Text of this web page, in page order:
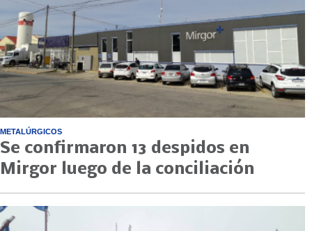
METALÚRGICOS
Se confirmaron 13 despidos en
Mirgor luego de la conciliación